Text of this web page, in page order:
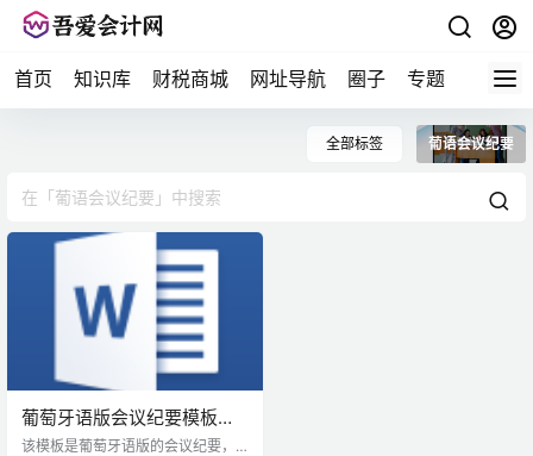
首页 知识库 财税商城 网址导航 圈子 专题 会计问
全部标签 葡语会议纪要
葡萄牙语版会议纪要模板
[MODELO] Ata de Reunião
该模板是葡萄牙语版的会议纪要，